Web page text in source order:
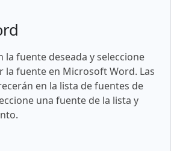
la fuente deseada y seleccione
la fuente en Microsoft Word. Las
en la lista de fuentes de
una fuente de la lista y